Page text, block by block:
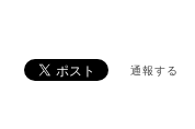
通報する